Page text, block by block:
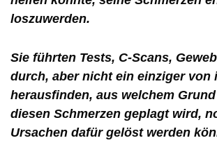
loszuwerden.
Sie führten Tests, C-Scans,
durch, aber nicht ein einziger von
herausfinden, aus welchem
diesen Schmerzen geplagt wird,
Ursachen dafür gelöst werden